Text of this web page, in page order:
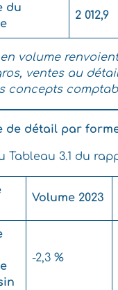
du
2 012,9
volume
ventes au
concepts
de détail par
Tableau 3.1 du
Volume 2023
-2,3 %